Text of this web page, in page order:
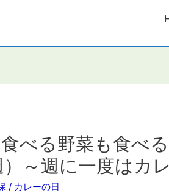
べる野菜も食べ
～週に一度はカ
/ カレーの日